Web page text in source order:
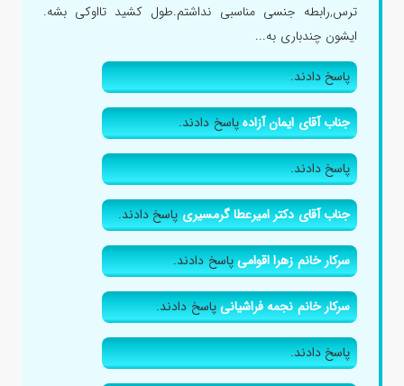
ترس,رابطه جنسی مناسبی نداشتم.طول کشید تااوکی بشه.
ایشون چندباری به...
پاسخ دادند.
جناب آقای ایمان آزادهپاسخ دادند.
پاسخ دادند.
جناب آقای دکتر امیرعطا گرمسیریپاسخ دادند.
سرکار خانم زهرا اقوامیپاسخ دادند.
سرکار خانم نجمه فراشیانیپاسخ دادند.
پاسخ دادند.